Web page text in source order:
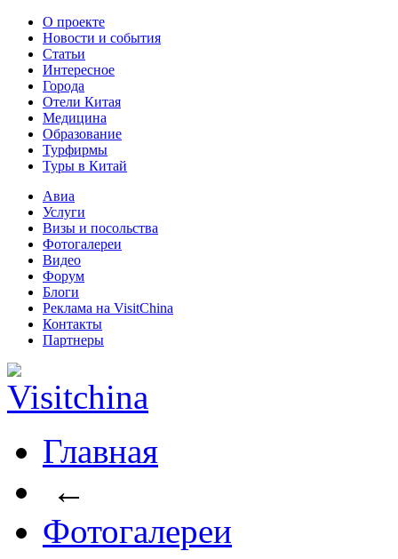
О проекте
Новости и события
Статьи
Интересное
Города
Отели Китая
Медицина
Образование
Турфирмы
Туры в Китай
Авиа
Услуги
Визы и посольства
Фотогалереи
Видео
Форум
Блоги
Реклама на VisitChina
Контакты
Партнеры
Главная
←
Фотогалереи